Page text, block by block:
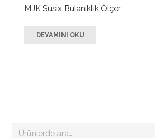
MJK Susix Bulanıklık Ölçer
DEVAMINI OKU
Ara: